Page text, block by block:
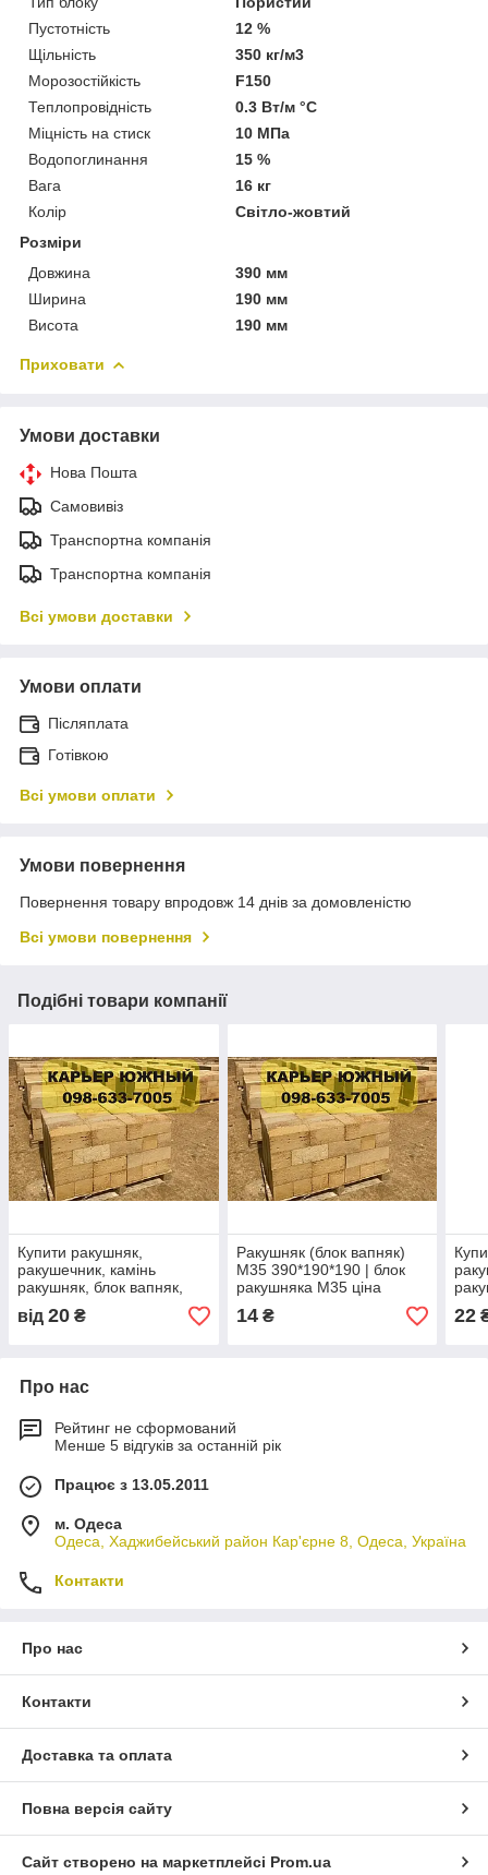
Пустотність
12 %
Щільність
350 кг/м3
Морозостійкість
F150
Теплопровідність
0.3 Вт/м °С
Міцність на стиск
10 МПа
Водопоглинання
15 %
Вага
16 кг
Колір
Світло-жовтий
Розміри
Довжина
390 мм
Ширина
190 мм
Висота
190 мм
Приховати
Умови доставки
Нова Пошта
Самовивіз
Транспортна компанія
Транспортна компанія
Всі умови доставки
Умови оплати
Післяплата
Готівкою
Всі умови оплати
Умови повернення
Повернення товару впродовж 14 днів за домовленістю
Всі умови повернення
Подібні товари компанії
Купити ракушняк,
ракушечник, камінь
ракушняк, блок вапняк,
цегла піщаник
від 20 ₴
Ракушняк (блок вапняк)
М35 390*190*190 | блок
ракушняка М35 ціна
14₴ 22
Про нас
Рейтинг не сформований
Менше 5 відгуків за останній рік
Працює з 13.05.2011
м. Одеса
Одеса, Хаджибейський район Кар'єрне 8, Одеса, Україна
Контакти
Про нас
Контакти
Доставка та оплата
Повна версія сайту
Сайт створено на маркетплейсі Prom.ua